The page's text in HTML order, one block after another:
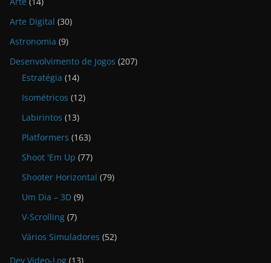
Arte Digital (30)
Astronomia (9)
Desenvolvimento de Jogos (207)
Estratégia (14)
Isométricos (12)
Labirintos (13)
Platformers (163)
Shoot 'Em Up (77)
Shooter Horizontal (79)
Um Dia – 3D (9)
V-Scrolling (7)
Vários Simuladores (52)
Dev Video-Log (13)